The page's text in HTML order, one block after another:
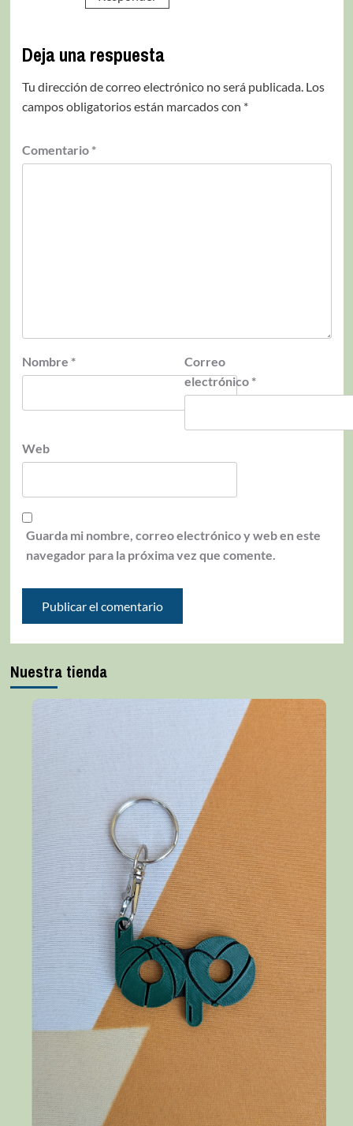
Deja una respuesta
Tu dirección de correo electrónico no será publicada. Los
campos obligatorios están marcados con *
Comentario *
Nombre *
Correo
electrónico *
Web
Guarda mi nombre, correo electrónico y web en este
navegador para la próxima vez que comente.
Nuestra tienda